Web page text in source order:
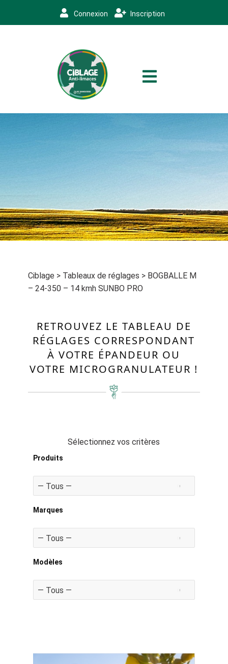
Connexion Inscription
Ciblage > Tableaux de réglages > BOGBALLE M
– 24-350 – 14 kmh SUNBO PRO
RETROUVEZ LE TABLEAU DE
RÉGLAGES CORRESPONDANT
À VOTRE ÉPANDEUR OU
VOTRE MICROGRANULATEUR !
Sélectionnez vos critères
Produits
Marques
Modèles